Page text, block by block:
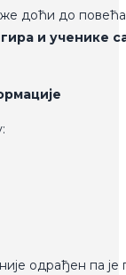
доћи до
и ученике
одрађен па је